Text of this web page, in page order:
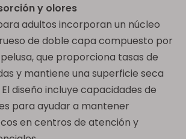
y olores
adultos incorporan un núcleo
de doble capa compuesto por
que proporciona tasas de
y mantiene una superficie seca
diseño incluye capacidades de
para ayudar a mantener
en centros de atención y